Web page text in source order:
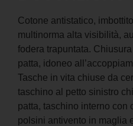
Cotone antistatico,
multinorma alta visibilità,
fodera trapuntata.
patta, idoneo
Tasche in vita chiuse da
taschino al petto sinistro
patta, taschino interno con
polsini antivento in maglia